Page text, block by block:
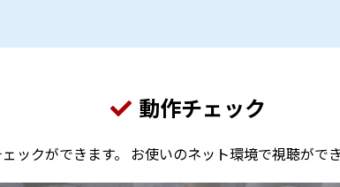
動作チェック
ックができます。 お使いのネット環境で視聴がで